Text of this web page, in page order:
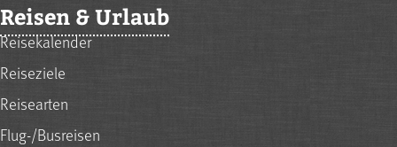
Reisen & Urlaub
Reisekalender
Reiseziele
Reisearten
Flug-/Busreisen